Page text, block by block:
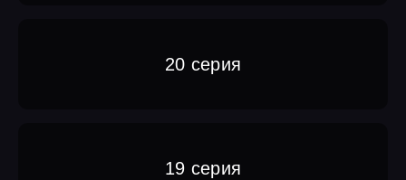
20 серия
19 серия